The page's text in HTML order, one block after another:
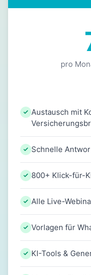
pro
Austausch mit
Schnelle
800+ Klick-für-
Alle Live-
Vorlagen für
KI-Tools &